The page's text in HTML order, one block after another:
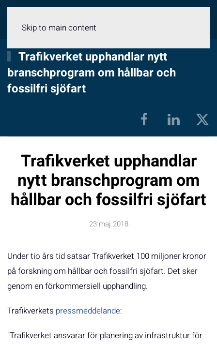
Skip to main content
Trafikverket upphandlar nytt
branschprogram om hållbar och
fossilfri sjöfart
Trafikverket upphandlar
nytt branschprogram om
hållbar och fossilfri sjöfart
23 maj 2018
Under tio års tid satsar Trafikverket 100 miljoner kronor
på forskning om hållbar och fossilfri sjöfart. Det sker
genom en förkommersiell upphandling.
Trafikverkets pressmeddelande:
"Trafikverket ansvarar för planering av infrastruktur för